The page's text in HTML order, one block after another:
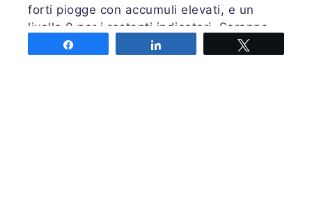
forti piogge con accumuli elevati, e un
livello 0 per i restanti indicatori. Saranno
possibili temporali post-frontali localmente